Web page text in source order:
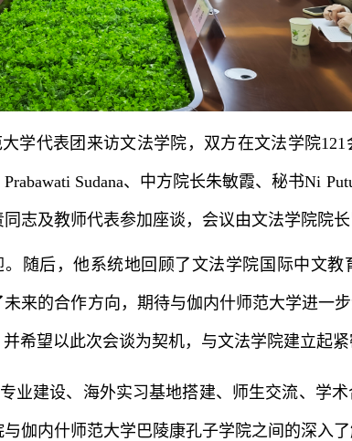
学代表团来访文法学院，双方在文法学院
Sudana、中方院长朱敏霞、秘书Ni
志及教师代表参加座谈，会议由文法学院院长
随后，他系统地回顾了文法学院国际中文
来的合作方向，期待与伽内什师范大学进一步
希望以此次会谈为契机，与文法学院建立起紧
业建设、海外实习基地搭建、师生交流、学术
伽内什师范大学巴陵康孔子学院之间的深入